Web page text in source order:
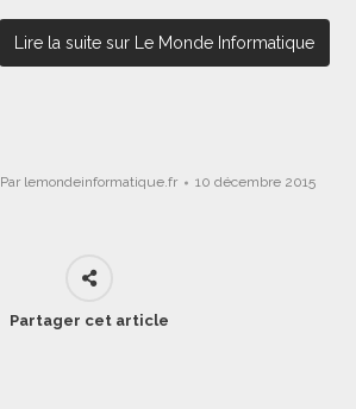
Lire la suite sur Le Monde Informatique
Par lemondeinformatique.fr 10 décembre 2015
Partager cet article